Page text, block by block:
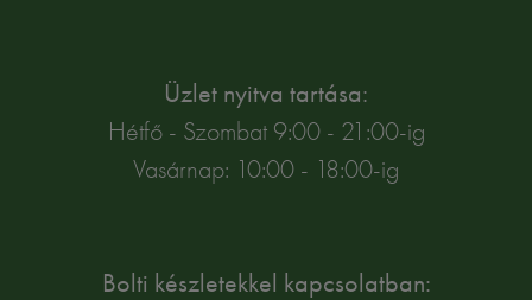
Üzlet nyitva tartása:
Hétfő - Szombat 9:00 - 21:00-ig
Vasárnap: 10:00 - 18:00-ig
Bolti készletekkel kapcsolatban: